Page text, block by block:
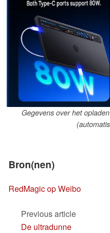
Gegevens over het
Bron(nen)
RedMagic op Weibo
Previous article
De ultradunne